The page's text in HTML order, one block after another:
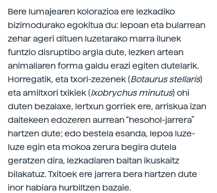
Bere lumajearen kolorazioa ere lezkadiko
bizimodurako egokitua du: lepoan eta bularrean
zehar ageri dituen luzetarako marra ilunek
funtzio disruptibo argia dute, lezken artean
animaliaren forma galdu erazi egiten dutelarik.
Horregatik, eta txori-zezenek (Botaurus stellaris)
eta amiltxori txikiek (Ixobrychus minutus) ohi
duten bezalaxe, lertxun gorriek ere, arriskua izan
daitekeen edozeren aurrean “hesohol-jarrera”
hartzen dute; edo bestela esanda, lepoa luze-
luze egin eta mokoa zerura begira dutela
geratzen dira, lezkadiaren baitan ikuskaitz
bilakatuz. Txitoek ere jarrera bera hartzen dute
inor habiara hurbiltzen bazaie.